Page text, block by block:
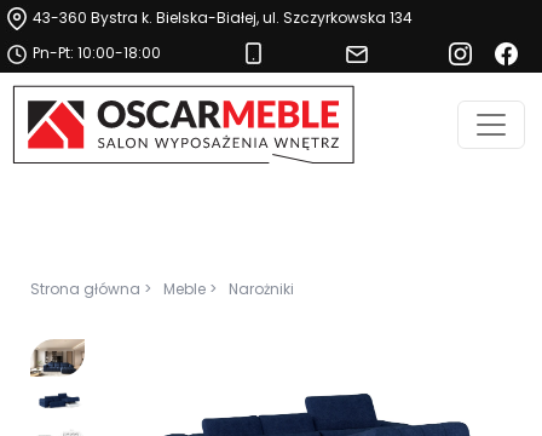
43-360 Bystra k. Bielska-Białej, ul. Szczyrkowska 134
Pn-Pt: 10:00-18:00
Strona główna > Meble > Narożniki